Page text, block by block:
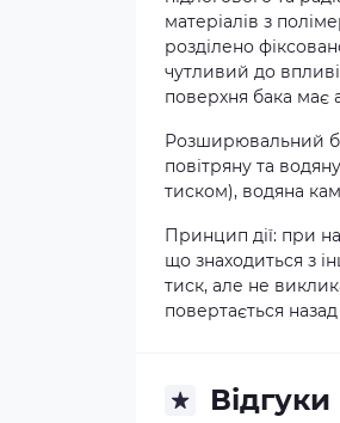
матеріалів з
розділено
чутливий до
поверхня бака має
Розширювальний
повітряну та
тиском), водяна
Принцип дії: при
що знаходиться з
тиск, але не
повертається
Відгуки